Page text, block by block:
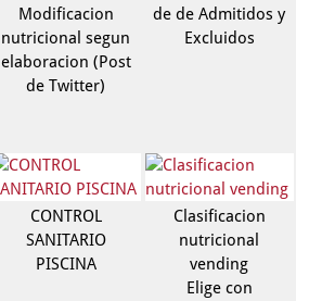
Modificacion
nutricional segun
elaboracion (Post
de Twitter)
de de Admitidos y
Excluidos
CONTROL
SANITARIO
PISCINA
Clasificacion
nutricional
vending
Elige con